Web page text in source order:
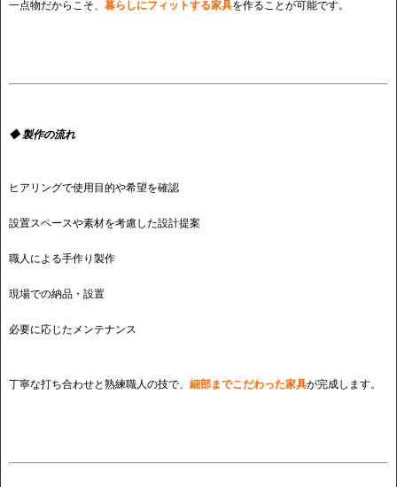
一点物だからこそ、 暮らしにフィットする家具を作ることが可能です。
◆ 製作の流れ
ヒアリングで使用目的や希望を確認
設置スペースや素材を考慮した設計提案
職人による手作り製作
現場での納品・設置
必要に応じたメンテナンス
丁寧な打ち合わせと熟練職人の技で、 細部までこだわった家具が完成します。